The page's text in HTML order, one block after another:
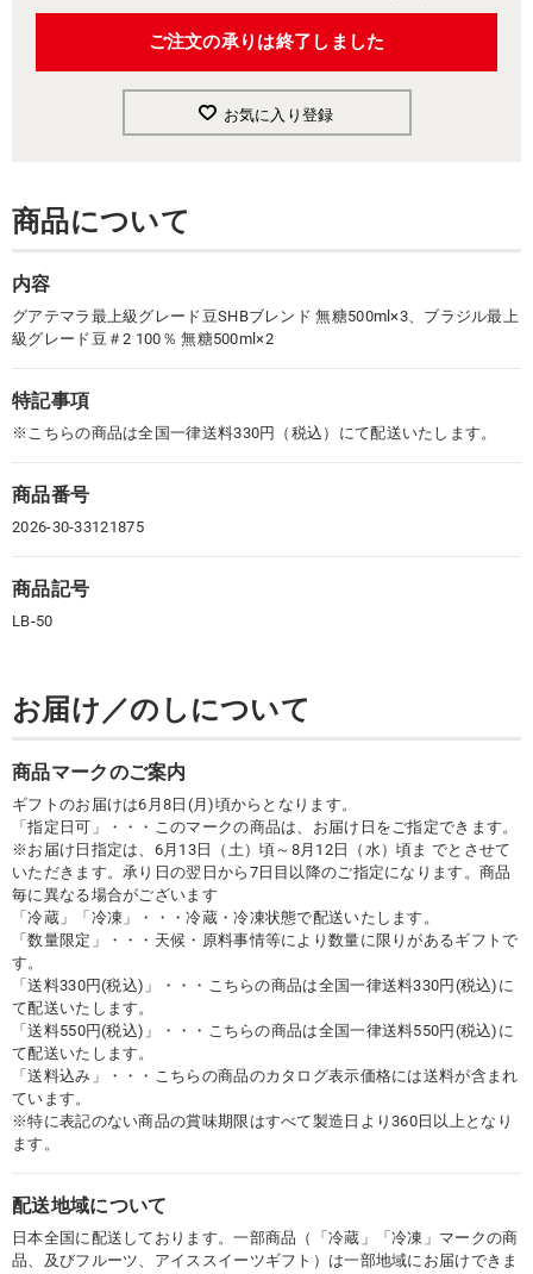
ご注文の承りは終了しました
お気に入り登録
商品について
内容
グアテマラ最上級グレード豆SHBブレンド 無糖500ml×3、ブラジル最上
級グレード豆＃2 100％ 無糖500ml×2
特記事項
※こちらの商品は全国一律送料330円（税込）にて配送いたします。
商品番号
2026-30-33121875
商品記号
LB-50
お届け／のしについて
商品マークのご案内
ギフトのお届けは6月8日(月)頃からとなります。
「指定日可」・・・このマークの商品は、お届け日をご指定できます。
※お届け日指定は、6月13日（土）頃～8月12日（水）頃ま でとさせて
いただきます。承り日の翌日から7日目以降のご指定になります。商品
毎に異なる場合がございます
「冷蔵」「冷凍」・・・冷蔵・冷凍状態で配送いたします。
「数量限定」・・・天候・原料事情等により数量に限りがあるギフトで
す。
「送料330円(税込)」・・・こちらの商品は全国一律送料330円(税込)に
て配送いたします。
「送料550円(税込)」・・・こちらの商品は全国一律送料550円(税込)に
て配送いたします。
「送料込み」・・・こちらの商品のカタログ表示価格には送料が含まれ
ています。
※特に表記のない商品の賞味期限はすべて製造日より360日以上となり
ます。
配送地域について
日本全国に配送しております。一部商品（「冷蔵」「冷凍」マークの商
品、及びフルーツ、アイススイーツギフト）は一部地域にお届けできま